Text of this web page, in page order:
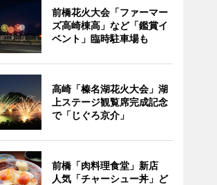
前橋花火大会「ファーマー
ズ高崎棟高」など「鑑賞イ
ベント」臨時駐車場も
高崎「榛名湖花火大会」湖
上ステージ観覧席完成記念
で「じぐろ京介」
前橋「肉料理食堂」新店
人気「チャーシュー丼」ど